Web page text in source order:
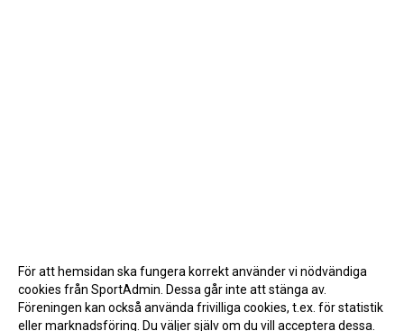
För att hemsidan ska fungera korrekt använder vi nödvändiga
cookies från SportAdmin. Dessa går inte att stänga av.
Föreningen kan också använda frivilliga cookies, t.ex. för statistik
eller marknadsföring. Du väljer själv om du vill acceptera dessa.